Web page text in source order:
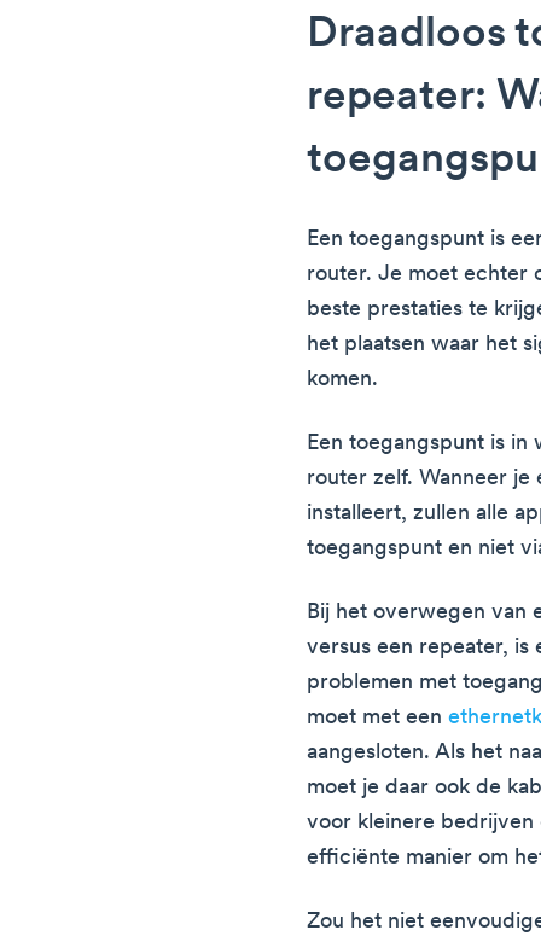
Draadloos
repeater:
Een toegangspunt is
router. Je moet echter
beste prestaties te
het plaatsen waar het
komen.
Een toegangspunt is
router zelf. Wanneer je
installeert, zullen alle
toegangspunt en niet
Bij het overwegen van
versus een repeater, is
problemen met
moet met een
aangesloten. Als het
moet je daar ook de
voor kleinere bedrijven
efficiënte manier om
Zou het niet